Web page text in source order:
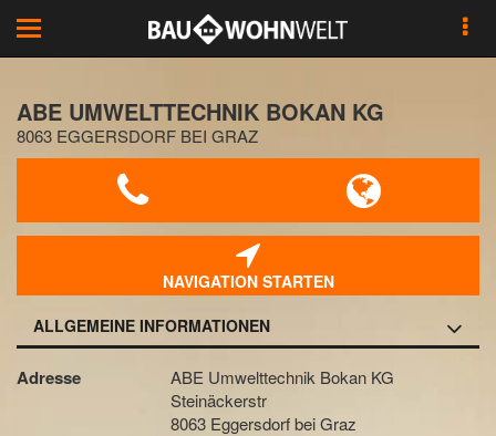
Toggle
navigation
ABE UMWELTTECHNIK BOKAN KG
8063 EGGERSDORF BEI GRAZ
NAVIGATION STARTEN
ALLGEMEINE INFORMATIONEN
Adresse
ABE Umwelttechnik Bokan KG
Steinäckerstr
8063 Eggersdorf bei Graz